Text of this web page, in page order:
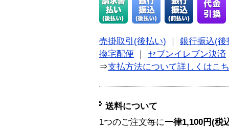
売掛取引(後払い) ｜ 銀行振込(後
換宅配便 ｜ セブンイレブン決済
⇒支払方法について詳しくはこ
送料について
1つのご注文毎に一律1,100円(税